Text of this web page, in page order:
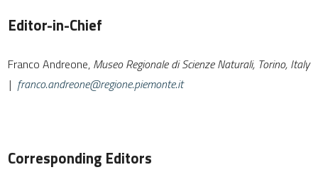
Editor-in-Chief
Franco Andreone, Museo Regionale di Scienze Naturali, Torino, Italy
| franco.andreone@regione.piemonte.it
Corresponding Editors